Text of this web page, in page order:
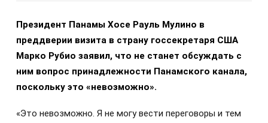
Президент Панамы Хосе Рауль Мулино в
преддверии визита в страну госсекретаря США
Марко Рубио заявил, что не станет обсуждать с
ним вопрос принадлежности Панамского канала,
поскольку это «невозможно».
«Это невозможно. Я не могу вести переговоры и тем